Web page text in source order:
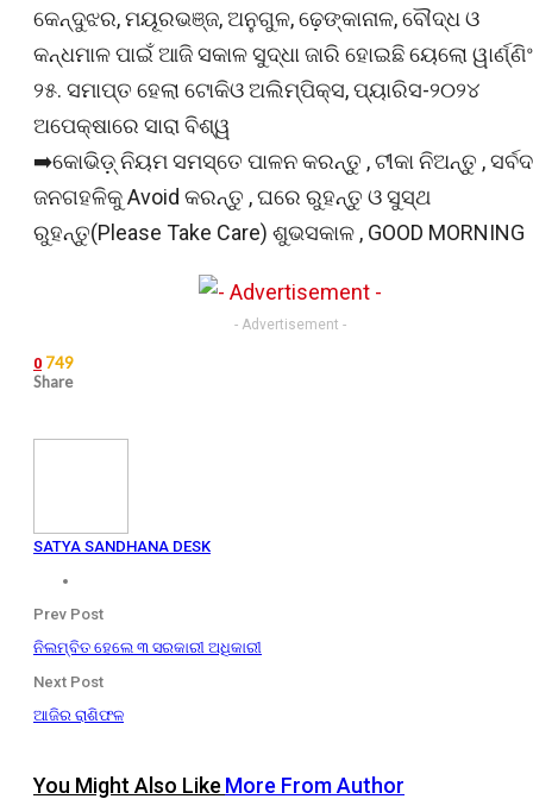
କେନ୍ଦୁଝର, ମୟୂରଭଞ୍ଜ, ଅନୁଗୁଳ, ଢ଼େଙ୍କାନାଳ, ବୌଦ୍ଧ ଓ
କନ୍ଧମାଳ ପାଇଁ ଆଜି ସକାଳ ସୁଦ୍ଧା ଜାରି ହୋଇଛି ୟେଲୋ ୱାର୍ଣ୍ଣିଂ
୨୫. ସମାପ୍ତ ହେଲା ଟୋକିଓ ଅଲିମ୍ପିକ୍ସ, ପ୍ୟାରିସ-୨୦୨୪
ଅପେକ୍ଷାରେ ସାରା ବିଶ୍ୱ
➡️କୋଭିଡ଼୍ ନିୟମ ସମସ୍ତେ ପାଳନ କରନ୍ତୁ , ଟୀକା ନିଅନ୍ତୁ ,
ଜନଗହଳିକୁ Avoid କରନ୍ତୁ , ଘରେ ରୁହନ୍ତୁ ଓ ସୁସ୍ଥ
ରୁହନ୍ତୁ(Please Take Care) ଶୁଭସକାଳ , GOOD MORNING
- Advertisement -
0 749
Share
SATYA SANDHANA DESK
Prev Post
ନିଲମ୍ବିତ ହେଲେ ୩ ସରକାରୀ ଅଧିକାରୀ
Next Post
ଆଜିର ରାଶିଫଳ
You Might Also Like More From Author